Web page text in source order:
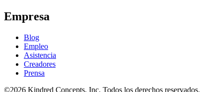
Empresa
Blog
Empleo
Asistencia
Creadores
Prensa
©2026 Kindred Concepts, Inc. Todos los derechos reservados.